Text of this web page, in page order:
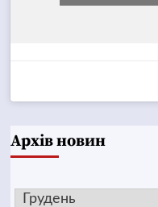
Архів новин